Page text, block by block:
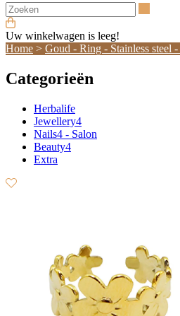
Uw winkelwagen is leeg!
Home > Goud - Ring - Stainless steel
Categorieën
Herbalife
Jewellery4
Nails4 - Salon
Beauty4
Extra